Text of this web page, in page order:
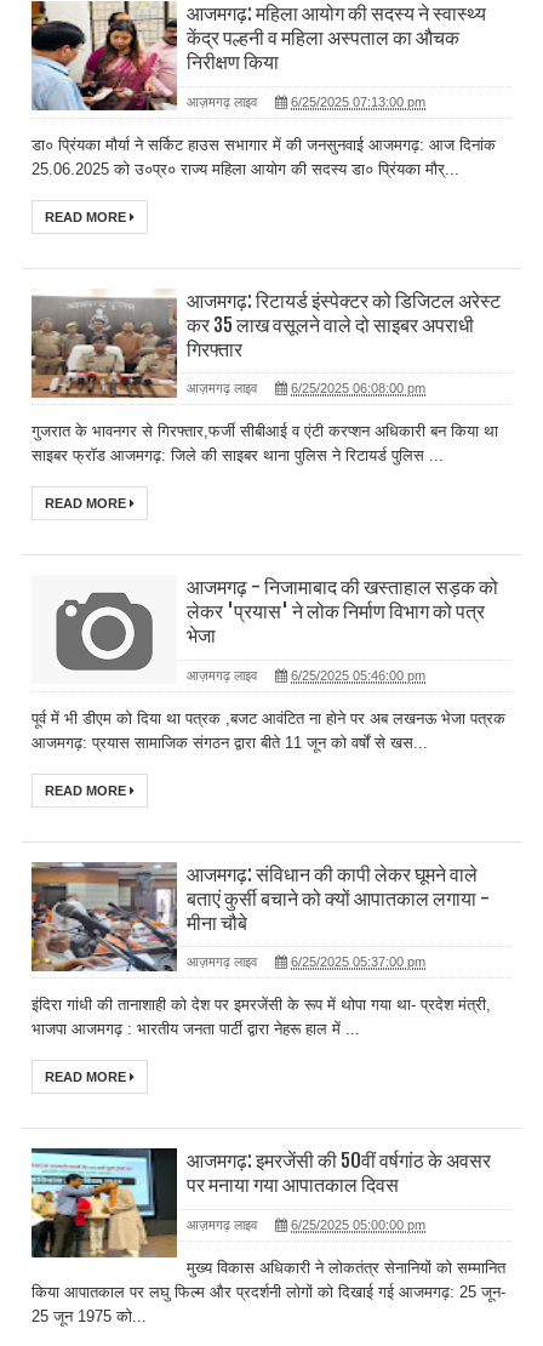
आजमगढ़: महिला आयोग की सदस्य ने स्वास्थ्य
केंद्र पल्हनी व महिला अस्पताल का औचक
निरीक्षण किया
आज़मगढ़ लाइव 6/25/2025 07:13:00 pm
डा० प्रिंयका मौर्या ने सर्किट हाउस सभागार में की जनसुनवाई आजमगढ़: आज दिनांक
25.06.2025 को उ०प्र० राज्य महिला आयोग की सदस्य डा० प्रिंयका मौर्...
READ MORE
आजमगढ़: रिटायर्ड इंस्पेक्टर को डिजिटल अरेस्ट
कर 35 लाख वसूलने वाले दो साइबर अपराधी
गिरफ्तार
आज़मगढ़ लाइव 6/25/2025 06:08:00 pm
गुजरात के भावनगर से गिरफ्तार,फर्जी सीबीआई व एंटी करप्शन अधिकारी बन किया था
साइबर फ्रॉड आजमगढ़: जिले की साइबर थाना पुलिस ने रिटायर्ड पुलिस ...
READ MORE
आजमगढ़ - निजामाबाद की खस्ताहाल सड़क को
लेकर 'प्रयास' ने लोक निर्माण विभाग को पत्र
भेजा
आज़मगढ़ लाइव 6/25/2025 05:46:00 pm
पूर्व में भी डीएम को दिया था पत्रक ,बजट आवंटित ना होने पर अब लखनऊ भेजा पत्रक
आजमगढ़: प्रयास सामाजिक संगठन द्वारा बीते 11 जून को वर्षों से खस...
READ MORE
आजमगढ़: संविधान की कापी लेकर घूमने वाले
बताएं कुर्सी बचाने को क्यों आपातकाल लगाया -
मीना चौबे
आज़मगढ़ लाइव 6/25/2025 05:37:00 pm
इंदिरा गांधी की तानाशाही को देश पर इमरजेंसी के रूप में थोपा गया था- प्रदेश मंत्री,
भाजपा आजमगढ़ : भारतीय जनता पार्टी द्वारा नेहरू हाल में ...
READ MORE
आजमगढ़: इमरजेंसी की 50वीं वर्षगांठ के अवसर
पर मनाया गया आपातकाल दिवस
आज़मगढ़ लाइव 6/25/2025 05:00:00 pm
मुख्य विकास अधिकारी ने लोकतंत्र सेनानियों को सम्मानित
किया आपातकाल पर लघु फिल्म और प्रदर्शनी लोगों को दिखाई गई आजमगढ़: 25 जून-
25 जून 1975 को...